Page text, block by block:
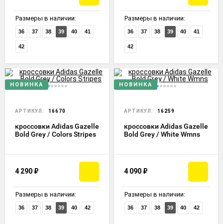
Размеры в наличии:
36 37 38 39 40 41
42
Размеры в наличии:
36 37 38 39 40 41
42
НОВИНКА
АРТИКУЛ: 16670
кроссовки Adidas Gazelle
Bold Grey / Colors Stripes
4 290 ₽
Размеры в наличии:
36 37 38 39 40 42
НОВИНКА
АРТИКУЛ: 16259
кроссовки Adidas Gazelle
Bold Grey / White Wmns
4 090 ₽
Размеры в наличии:
36 37 38 39 40 42